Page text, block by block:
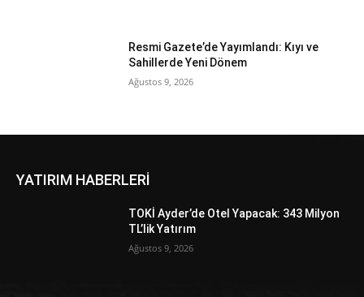
Resmi Gazete’de Yayımlandı: Kıyı ve
Sahillerde Yeni Dönem
Ağustos 9, 2026
YATIRIM HABERLERİ
TOKİ Ayder’de Otel Yapacak: 343 Milyon
TL’lik Yatırım
Ağustos 9, 2026